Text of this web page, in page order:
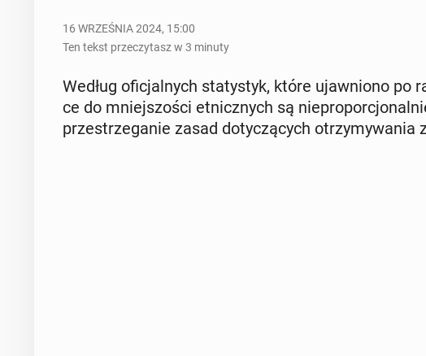
16 WRZEŚNIA 2024, 15:00
Ten tekst przeczytasz w 3 minuty
Według ofi­cjal­nych sta­ty­styk, które ujaw­nio­no po
ce do mniej­szo­ści et­nicz­nych są
prze­strze­ga­nie zasad do­ty­czą­cych otrzy­my­wa­nia